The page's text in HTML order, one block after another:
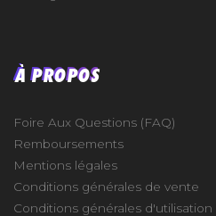
À PROPOS
Foire Aux Questions (FAQ)
Remboursements
Mentions légales
Conditions générales de vente
Conditions générales d'utilisation